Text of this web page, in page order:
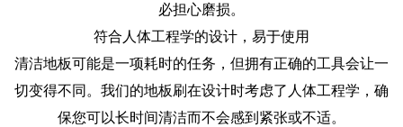
必担心磨损。
符合人体工程学的设计，易于使用
清洁地板可能是一项耗时的任务，但拥有正确的工具会让一
切变得不同。我们的地板刷在设计时考虑了人体工程学，确
保您可以长时间清洁而不会感到紧张或不适。